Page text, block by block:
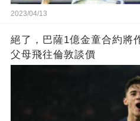
2023/04/13
絕了，巴薩1億金童合約將
父母飛往倫敦談價